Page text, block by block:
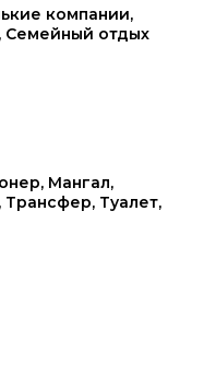
компании,
, Семейный отдых
, Мангал,
, Трансфер, Туалет,